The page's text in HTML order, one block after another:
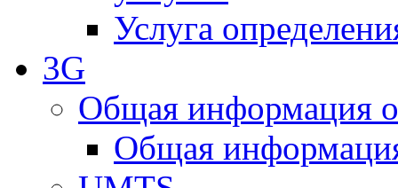
Услуга
3G
Общая информация
Общая